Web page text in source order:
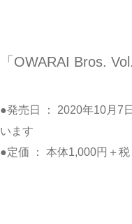
「OWARAI Bros.
●発売日 ： 2020年10月7
います
●定価 ： 本体1,000円＋税